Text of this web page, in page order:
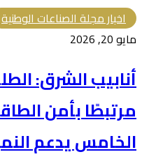
اخبار مجلة الصناعات الوطنية
مايو 20, 2026
أنابيب الشرق:
مرتبطًا بأمن
الخامس يدعم